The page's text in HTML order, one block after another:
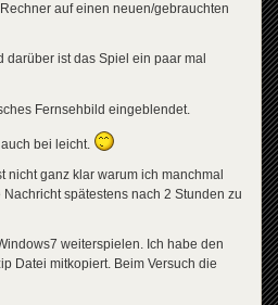
auf einen neuen/gebrauchten
ist das Spiel ein paar mal
Fernsehbild eingeblendet.
bei leicht.
nicht ganz klar warum ich manchmal
spätestens nach 2 Stunden zu
weiterspielen. Ich habe den
Datei mitkopiert. Beim Versuch die